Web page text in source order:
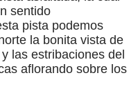
sentido
pista podemos
la bonita vista de
las estribaciones del
aflorando sobre los